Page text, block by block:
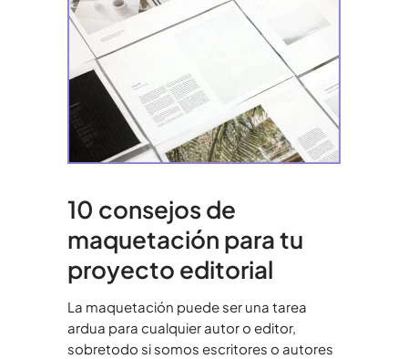
10 consejos de
maquetación para tu
proyecto editorial
La maquetación puede ser una tarea
ardua para cualquier autor o editor,
sobretodo si somos escritores o autores